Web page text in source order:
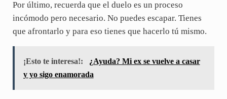
Por último, recuerda que el duelo es un proceso
incómodo pero necesario. No puedes escapar. Tienes
que afrontarlo y para eso tienes que hacerlo tú mismo.
¡Esto te interesa!:
¿Ayuda? Mi ex se vuelve a casar
y yo sigo enamorada